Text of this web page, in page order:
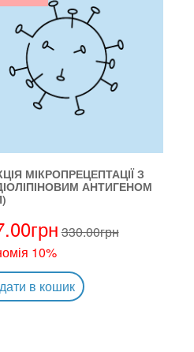
МІКРОПРЕЦЕПТАЦІЇ З
АНТИГЕНОМ
грн 330.00грн
10%
в кошик